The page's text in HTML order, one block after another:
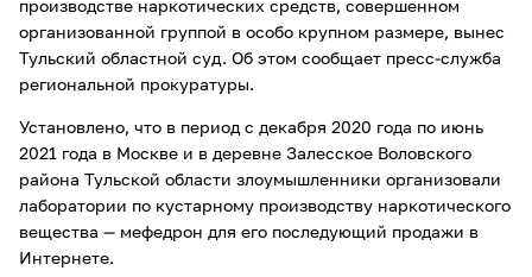
производстве наркотических средств, совершенном
организованной группой в особо крупном размере, вынес
Тульский областной суд. Об этом сообщает пресс-служба
региональной прокуратуры.
Установлено, что в период с декабря 2020 года по июнь
2021 года в Москве и в деревне Залесское Воловского
района Тульской области злоумышленники организовали
лаборатории по кустарному производству наркотического
вещества — мефедрон для его последующий продажи в
Интернете.